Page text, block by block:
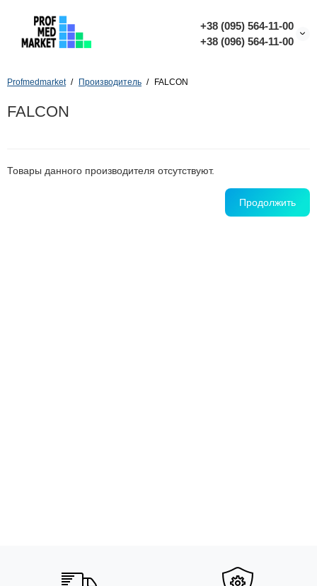
+38 (095) 564-11-00
+38 (096) 564-11-00
Profmedmarket Производитель FALCON
FALCON
Товары данного производителя отсутствуют.
Продолжить